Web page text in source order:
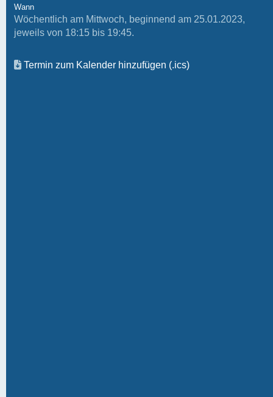
Wann
Wöchentlich am Mittwoch, beginnend am 25.01.2023,
jeweils von 18:15 bis 19:45.
Termin zum Kalender hinzufügen (.ics)